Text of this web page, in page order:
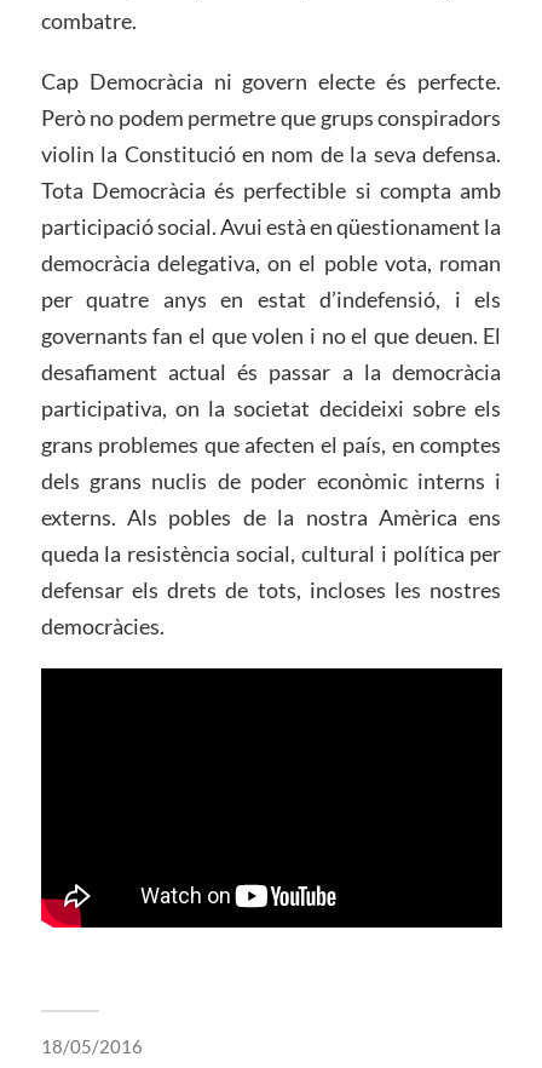
combatre.
Cap Democràcia ni govern electe és perfecte.
Però no podem permetre que grups conspiradors
violin la Constitució en nom de la seva defensa.
Tota Democràcia és perfectible si compta amb
participació social. Avui està en qüestionament la
democràcia delegativa, on el poble vota, roman
per quatre anys en estat d’indefensió, i els
governants fan el que volen i no el que deuen. El
desafiament actual és passar a la democràcia
participativa, on la societat decideixi sobre els
grans problemes que afecten el país, en comptes
dels grans nuclis de poder econòmic interns i
externs. Als pobles de la nostra Amèrica ens
queda la resistència social, cultural i política per
defensar els drets de tots, incloses les nostres
democràcies.
18/05/2016